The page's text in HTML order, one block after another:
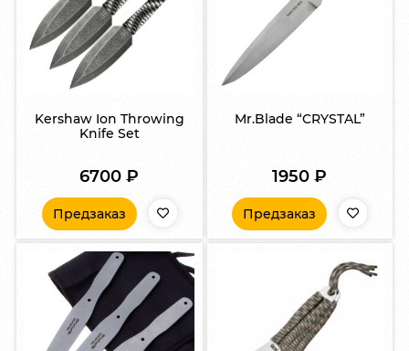
Kershaw Ion Throwing
Knife Set
6700₽
Предзаказ
Mr.Blade “CRYSTAL”
1950₽
Предзаказ